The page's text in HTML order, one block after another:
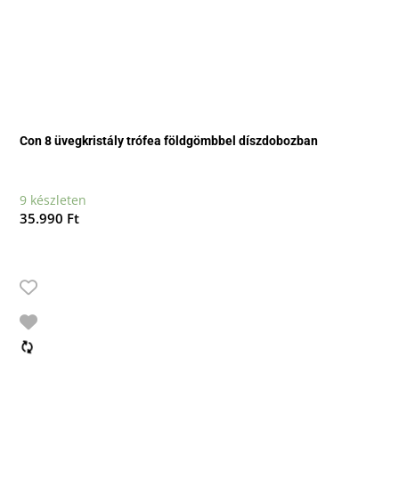
Con 8 üvegkristály trófea földgömbbel díszdobozban
9 készleten
35.990 Ft